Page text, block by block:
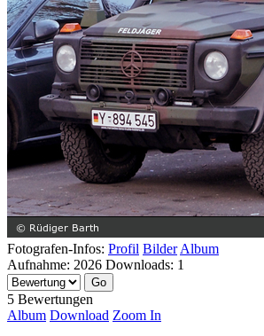
Fotografen-Infos: Profil Bilder Album
Aufnahme: 2026 Downloads: 1
5 Bewertungen
Album Download Zoom In